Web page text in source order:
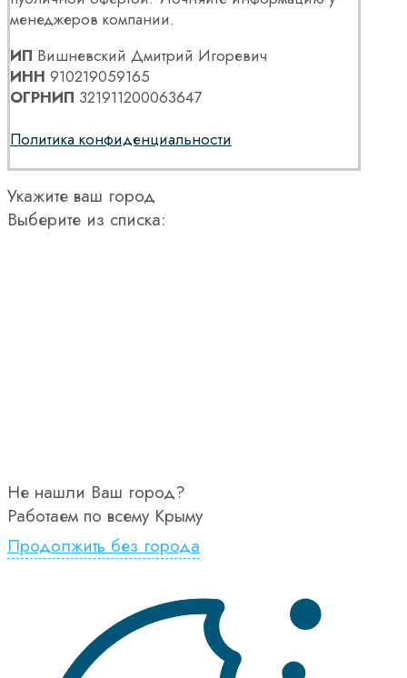
менеджеров компании.
ИП Вишневский Дмитрий Игоревич
ИНН 910219059165
ОГРНИП 321911200063647
Политика конфиденциальности
Укажите ваш город
Выберите из списка:
Не нашли Ваш город?
Работаем по всему Крыму
Продолжить без города